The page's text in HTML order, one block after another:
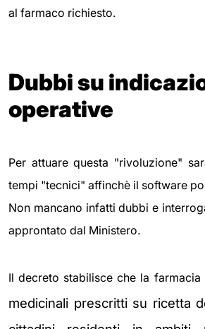
al farmaco richiesto.
Dubbi su
operative
Per attuare questa "rivoluzione"
tempi "tecnici" affinchè il software
Non mancano infatti dubbi e
approntato dal Ministero.
Il decreto stabilisce che la farmacia
medicinali prescritti su ricetta